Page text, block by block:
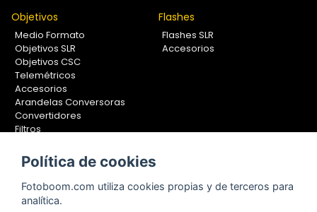
Objetivos
Medio Formato
Objetivos SLR
Objetivos CSC
Telemétricos
Accesorios
Arandelas Conversoras
Convertidores
Filtros
Calibradores
Flashes
Flashes SLR
Accesorios
Soportes Fotografía
Monopiés
Política de cookies
Fotoboom.com utiliza cookies propias y de terceros para
analítica.